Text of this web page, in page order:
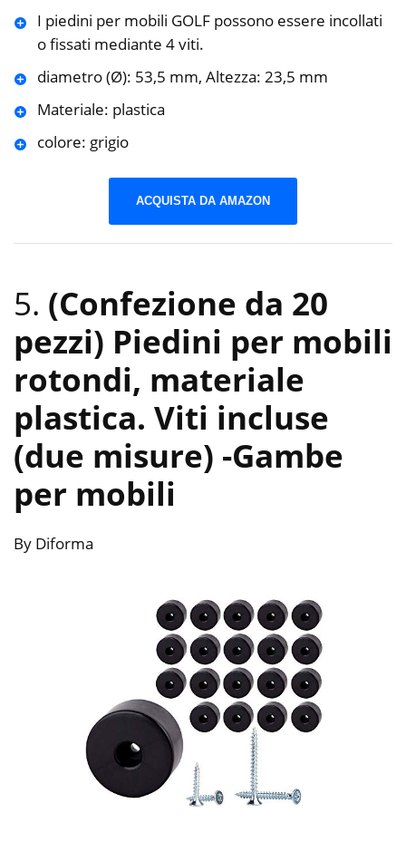
I piedini per mobili GOLF possono essere incollati
o fissati mediante 4 viti.
diametro (Ø): 53,5 mm, Altezza: 23,5 mm
Materiale: plastica
colore: grigio
ACQUISTA DA AMAZON
5. (Confezione da 20
pezzi) Piedini per mobili
rotondi, materiale
plastica. Viti incluse
(due misure) -Gambe
per mobili
By Diforma